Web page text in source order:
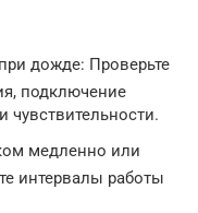
дожде: Проверьте
подключение
чувствительности.
медленно или
интервалы работы